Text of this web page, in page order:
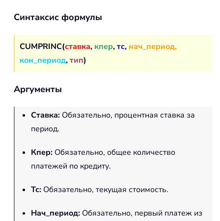
Синтаксис формулы
CUMPRINC(ставка, кпер,тс, нач_период,
кон_период,тип)
Аргументы
Ставка: Обязательно, процентная ставка за
период.
Кпер: Обязательно, общее количество
платежей по кредиту.
Тс: Обязательно, текущая стоимость.
Нач_период: Обязательно, первый платеж из